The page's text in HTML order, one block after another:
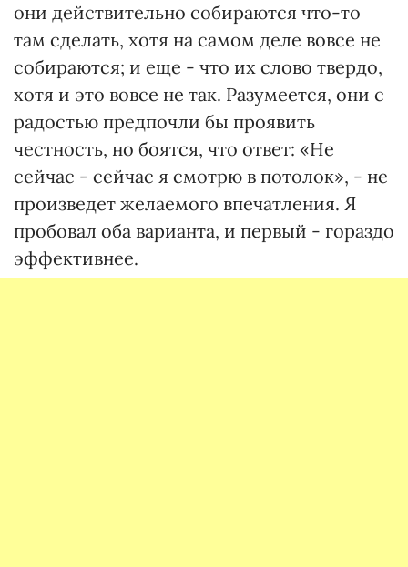
они действительно собираются что-то
там сделать, хотя на самом деле вовсе не
собираются; и еще - что их слово твердо,
хотя и это вовсе не так. Разумеется, они с
радостью предпочли бы проявить
честность, но боятся, что ответ: «Не
сейчас - сейчас я смотрю в потолок», - не
произведет желаемого впечатления. Я
пробовал оба варианта, и первый - гораздо
эффективнее.